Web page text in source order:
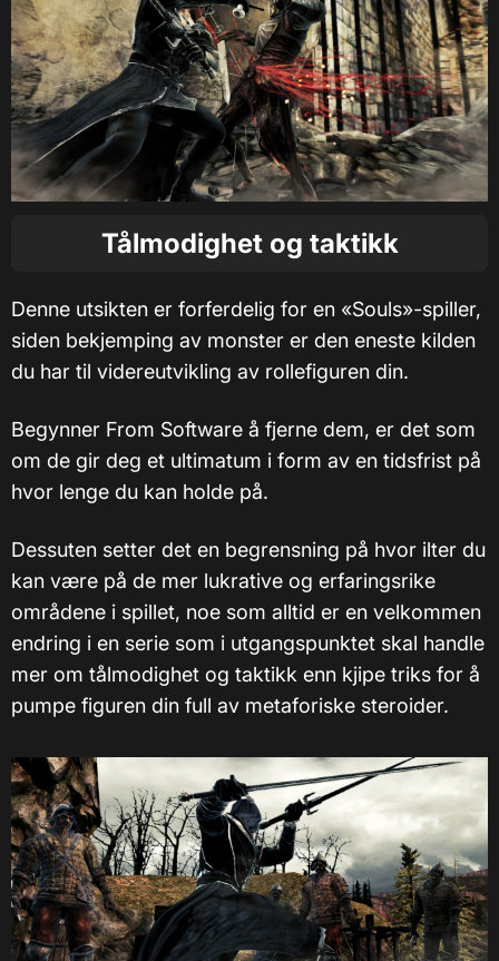
Tålmodighet og taktikk
Denne utsikten er forferdelig for en «Souls»-spiller,
siden bekjemping av monster er den eneste kilden
du har til videreutvikling av rollefiguren din.
Begynner From Software å fjerne dem, er det som
om de gir deg et ultimatum i form av en tidsfrist på
hvor lenge du kan holde på.
Dessuten setter det en begrensning på hvor ilter du
kan være på de mer lukrative og erfaringsrike
områdene i spillet, noe som alltid er en velkommen
endring i en serie som i utgangspunktet skal handle
mer om tålmodighet og taktikk enn kjipe triks for å
pumpe figuren din full av metaforiske steroider.